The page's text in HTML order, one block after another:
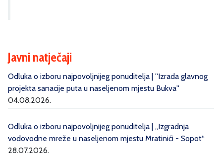
Javni natječaji
Odluka o izboru najpovoljnijeg ponuditelja | ''Izrada glavnog
projekta sanacije puta u naseljenom mjestu Bukva''
04.08.2026.
Odluka o izboru najpovoljnijeg ponuditelja | „Izgradnja
vodovodne mreže u naseljenom mjestu Mratinići - Sopot“
28.07.2026.